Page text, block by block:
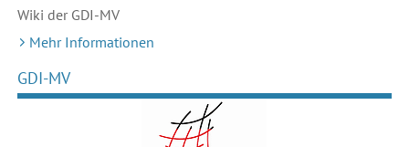
Wiki der GDI-MV
Mehr Informationen
GDI-MV